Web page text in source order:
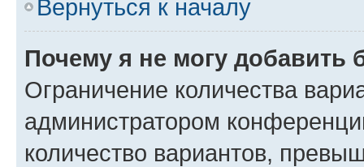
Вернуться к началу
Почему я не могу добавить
Ограничение количества
администратором
количество вариантов,